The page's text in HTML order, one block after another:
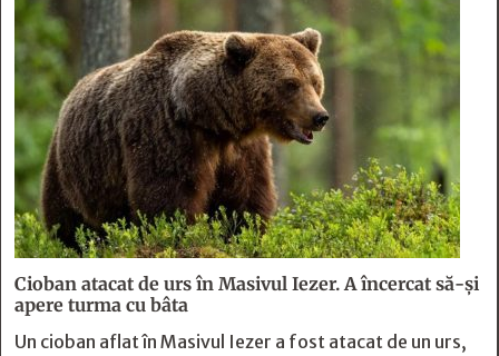
Cioban atacat de urs în Masivul Iezer. A încercat să-și
apere turma cu bâta
Un cioban aflat în Masivul Iezer a fost atacat de un urs,